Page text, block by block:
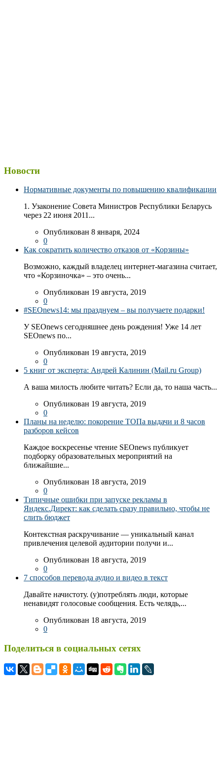
Новости
Нормативные документы по повышению квалификации
1. Узаконение Совета Министров Республики Беларусь
через 22 июня 2011...
Опубликован 8 января, 2024
0
Как сократить количество отказов от «Корзины»
Возможно, каждый владелец интернет-магазина считает,
что «Корзиночка» – это очень...
Опубликован 19 августа, 2019
0
#SEOnews14: мы празднуем – вы получаете подарки!
У SEOnews сегодняшнее день рождения! Уже 14 лет
SEOnews по...
Опубликован 19 августа, 2019
0
5 книг от эксперта: Андрей Калинин (Mail.ru Group)
А ваша милость любите читать? Если да, то наша часть...
Опубликован 19 августа, 2019
0
Планы на неделю: покорение ТОПа выдачи и 8 часов
разборов кейсов
Каждое воскресенье чтение SEOnews публикует
подборку образовательных мероприятий на
ближайшие...
Опубликован 18 августа, 2019
0
Типичные ошибки при запуске рекламы в
Яндекс.Директ: как сделать сразу правильно, чтобы не
слить бюджет
Контекстная раскручивание — уникальный канал
привлечения целевой аудитории получи и...
Опубликован 18 августа, 2019
0
7 способов перевода аудио и видео в текст
Давайте начистоту. (у)потреблять люди, которые
ненавидят голосовые сообщения. Есть челядь,...
Опубликован 18 августа, 2019
0
Поделиться в социальных сетях